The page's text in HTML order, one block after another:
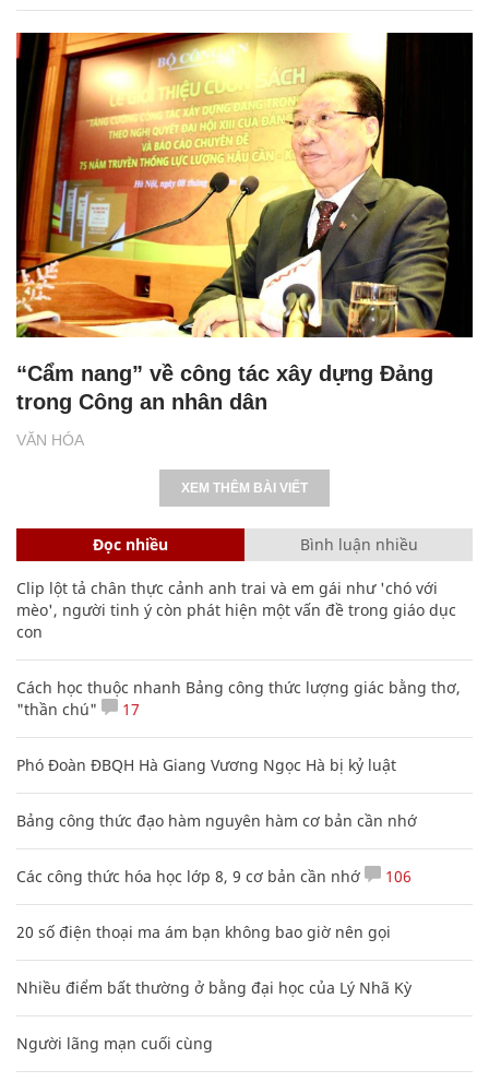
VĂN HÓA
“Cẩm nang” về công tác xây dựng Đảng
trong Công an nhân dân
XEM THÊM BÀI VIẾT
Đọc nhiều Bình luận nhiều
Clip lột tả chân thực cảnh anh trai và em gái như 'chó với
mèo', người tinh ý còn phát hiện một vấn đề trong giáo dục
con
Cách học thuộc nhanh Bảng công thức lượng giác bằng thơ,
"thần chú"
17
Phó Đoàn ĐBQH Hà Giang Vương Ngọc Hà bị kỷ luật
Bảng công thức đạo hàm nguyên hàm cơ bản cần nhớ
Các công thức hóa học lớp 8, 9 cơ bản cần nhớ 106
20 số điện thoại ma ám bạn không bao giờ nên gọi
Nhiều điểm bất thường ở bằng đại học của Lý Nhã Kỳ
Người lãng mạn cuối cùng